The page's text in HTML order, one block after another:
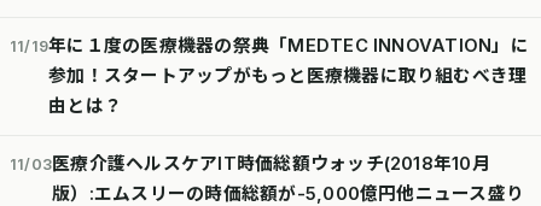
11/19年に１度の医療機器の祭典「MEDTEC INNOVATION」に
参加！スタートアップがもっと医療機器に取り組むべき理
由とは？
11/03医療介護ヘルスケアIT時価総額ウォッチ(2018年10月
版）:エムスリーの時価総額が-5,000億円他ニュース盛り